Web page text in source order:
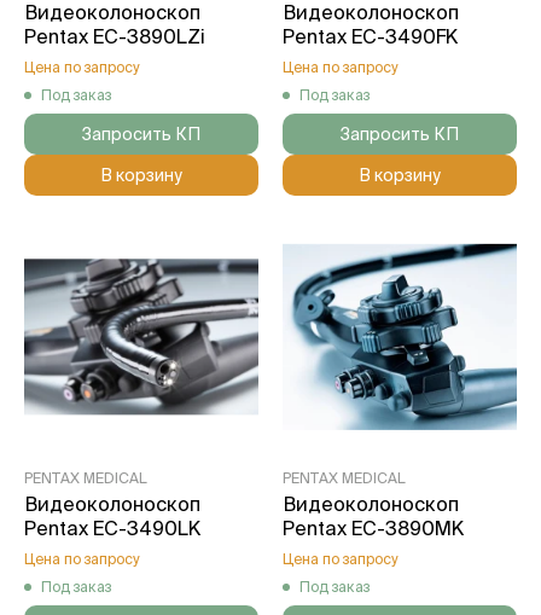
Видеоколоноскоп
Pentax EC-3890LZi
Цена по запросу
Под заказ
Запросить КП
В корзину
Видеоколоноскоп
Pentax EC-3490FK
Цена по запросу
Под заказ
Запросить КП
В корзину
PENTAX MEDICAL
Видеоколоноскоп
Pentax EC-3490LK
Цена по запросу
Под заказ
PENTAX MEDICAL
Видеоколоноскоп
Pentax EC-3890MK
Цена по запросу
Под заказ